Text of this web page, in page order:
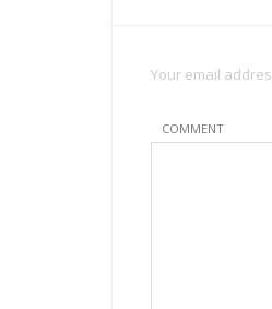
Your email
COMMENT